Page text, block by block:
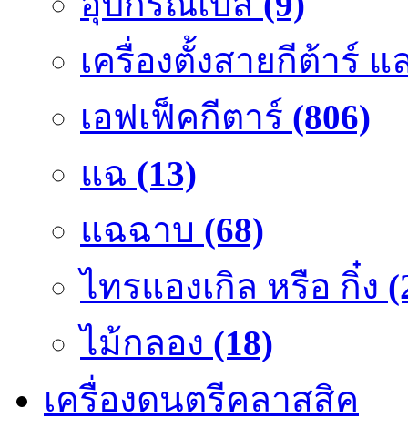
เครื่องตั้งสายกีต้าร์ แ
เอฟเฟ็คกีตาร์ (806)
แฉ (13)
แฉฉาบ (68)
ไทรแองเกิล หรือ กิ๋ง
ไม้กลอง (18)
เครื่องดนตรีคลาสสิค